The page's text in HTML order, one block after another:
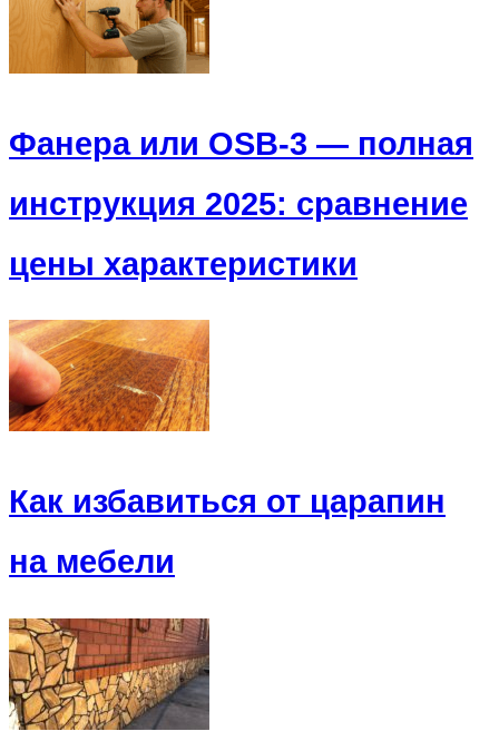
Фанера или OSB-3 — полная
инструкция 2025: сравнение
цены характеристики
Как избавиться от царапин
на мебели